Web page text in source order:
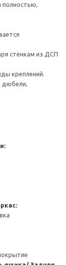
стенкам из ДСП
креплений.